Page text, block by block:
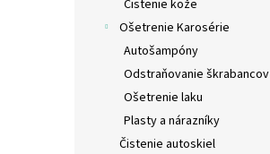
Čistenie kože
Ošetrenie Karosérie
Autošampóny
Odstraňovanie škrabancov
Ošetrenie laku
Plasty a nárazníky
Čistenie autoskiel